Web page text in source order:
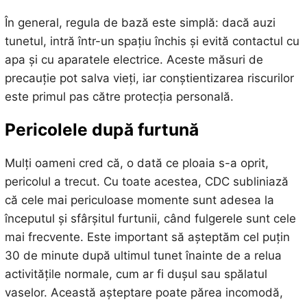
În general, regula de bază este simplă: dacă auzi
tunetul, intră într-un spațiu închis și evită contactul cu
apa și cu aparatele electrice. Aceste măsuri de
precauție pot salva vieți, iar conștientizarea riscurilor
este primul pas către protecția personală.
Pericolele după furtună
Mulți oameni cred că, o dată ce ploaia s-a oprit,
pericolul a trecut. Cu toate acestea, CDC subliniază
că cele mai periculoase momente sunt adesea la
începutul și sfârșitul furtunii, când fulgerele sunt cele
mai frecvente. Este important să așteptăm cel puțin
30 de minute după ultimul tunet înainte de a relua
activitățile normale, cum ar fi dușul sau spălatul
vaselor. Această așteptare poate părea incomodă,